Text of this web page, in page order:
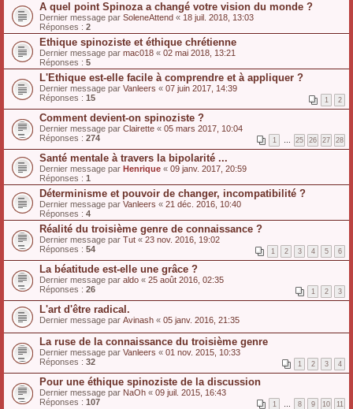
A quel point Spinoza a changé votre vision du monde ?
Dernier message par SoleneAttend « 18 juil. 2018, 13:03
Réponses : 2
Ethique spinoziste et éthique chrétienne
Dernier message par mac018 « 02 mai 2018, 13:21
Réponses : 5
L'Ethique est-elle facile à comprendre et à appliquer ?
Dernier message par Vanleers « 07 juin 2017, 14:39
Réponses : 15 1 2
Comment devient-on spinoziste ?
Dernier message par Clairette « 05 mars 2017, 10:04
Réponses : 274 1 … 25 26 27 28
Santé mentale à travers la bipolarité ...
Dernier message par Henrique « 09 janv. 2017, 20:59
Réponses : 1
Déterminisme et pouvoir de changer, incompatibilité ?
Dernier message par Vanleers « 21 déc. 2016, 10:40
Réponses : 4
Réalité du troisième genre de connaissance ?
Dernier message par Tut « 23 nov. 2016, 19:02
Réponses : 54 1 2 3 4 5 6
La béatitude est-elle une grâce ?
Dernier message par aldo « 25 août 2016, 02:35
Réponses : 26 1 2 3
L'art d'être radical.
Dernier message par Avinash « 05 janv. 2016, 21:35
La ruse de la connaissance du troisième genre
Dernier message par Vanleers « 01 nov. 2015, 10:33
Réponses : 32 1 2 3 4
Pour une éthique spinoziste de la discussion
Dernier message par NaOh « 09 juil. 2015, 16:43
Réponses : 107 1 … 8 9 10 11